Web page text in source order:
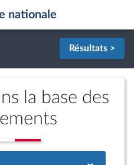
nationale
Résultats >
la base des